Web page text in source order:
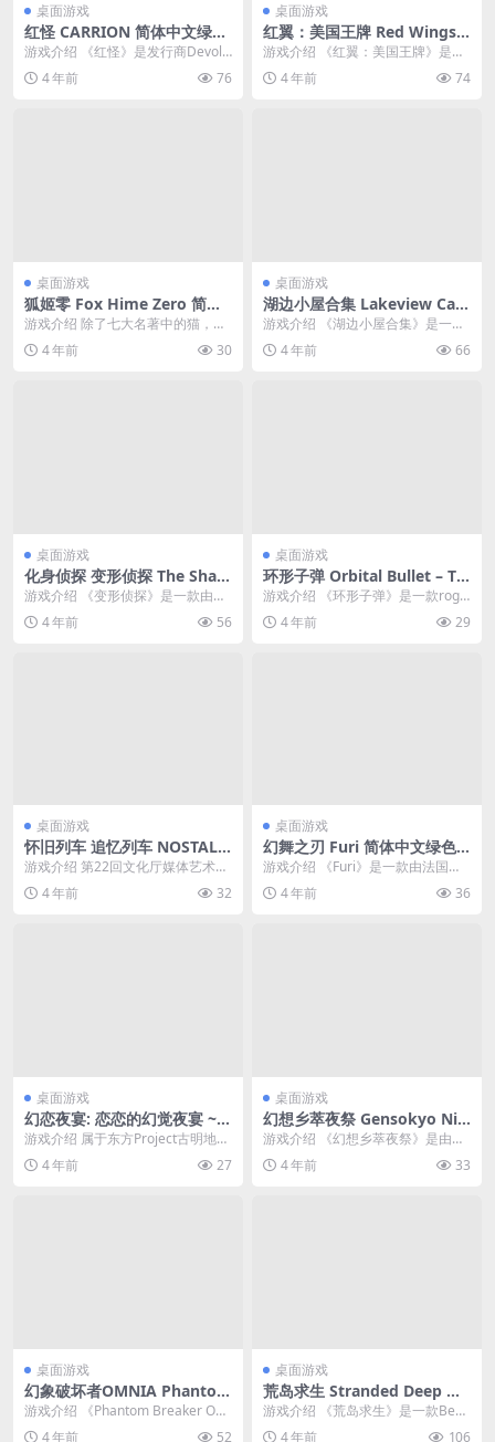
桌面游戏
红怪 CARRION 简体中文绿色
版
游戏介绍 《红怪》是发行商Devolv
er Digital在Steam上推出的反...
4 年前 76
桌面游戏
红翼：美国王牌 Red Wings:
American Aces 简体中文绿
色版
游戏介绍 《红翼：美国王牌》是一
款激动人心的战机街机射击游戏，
具有在线和本地多人...
4 年前 74
桌面游戏
狐姬零 Fox Hime Zero 简体
中文绿色版
游戏介绍 除了七大名著中的猫，也
许你还会喜欢上狐狸。你是一位年
轻的博物学科学生，...
4 年前 30
桌面游戏
湖边小屋合集 Lakeview Cabi
n Collection 简体中文绿色版
游戏介绍 《湖边小屋合集》是一款
像素风格的恐怖冒险游戏，营造了
充满七八十年代恐怖...
4 年前 66
桌面游戏
化身侦探 变形侦探 The Shap
eshifting Detective 简体中
游戏介绍 《变形侦探》是一款由D
Avekki Studios制作，Wales ...
4 年前 56
桌面游戏
环形子弹 Orbital Bullet – Th
e 360° Rogue-lite 简体中文
游戏介绍 《环形子弹》是一款rogu
e-lite快节奏360°平台动作游戏，所
有...4 年前 29
桌面游戏
怀旧列车 追忆列车 NOSTALG
IC TRAIN 简体中文绿色版
游戏介绍 第22回文化厅媒体艺术祭
审查委员会推荐作品■■ 在空无一
人的乡下醒过来...
4 年前 32
桌面游戏
幻舞之刃 Furi 简体中文绿色
版
游戏介绍 《Furi》是一款由法国独
立游戏工作室The Game Bakers
制...4 年前 36
桌面游戏
幻恋夜宴: 恋恋的幻觉夜宴 ~
Halluci-Sabbat of Koishi 简
体中文绿色版
游戏介绍 属于东方Project古明地恋
的，刀剑与魔法碰撞的横版清关AC
T！ 帮...
4 年前 27
桌面游戏
幻想乡萃夜祭 Gensokyo Nig
ht Festival 简体中文绿色版
游戏介绍 《幻想乡萃夜祭》是由W
hy so serious,tea_basira...
4 年前 33
桌面游戏
幻象破坏者OMNIA Phantom
Breaker: Omnia 简体中文绿
游戏介绍 《Phantom Breaker Om
nia》是一款快节奏的 2D 动...
4 年前 52
桌面游戏
荒岛求生 Stranded Deep 简
体中文绿色版
游戏介绍 《荒岛求生》是一款Bea
m Team Games制作并发行的冒险
4 年前 106